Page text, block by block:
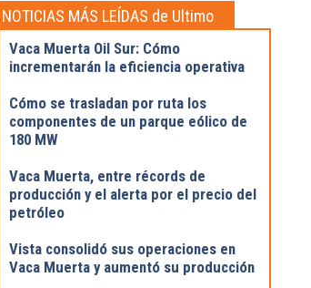
NOTICIAS MÁS LEÍDAS de Ultimo
momento
Vaca Muerta Oil Sur: Cómo
incrementarán la eficiencia operativa
Cómo se trasladan por ruta los
componentes de un parque eólico de
180 MW
Vaca Muerta, entre récords de
producción y el alerta por el precio del
petróleo
Vista consolidó sus operaciones en
Vaca Muerta y aumentó su producción